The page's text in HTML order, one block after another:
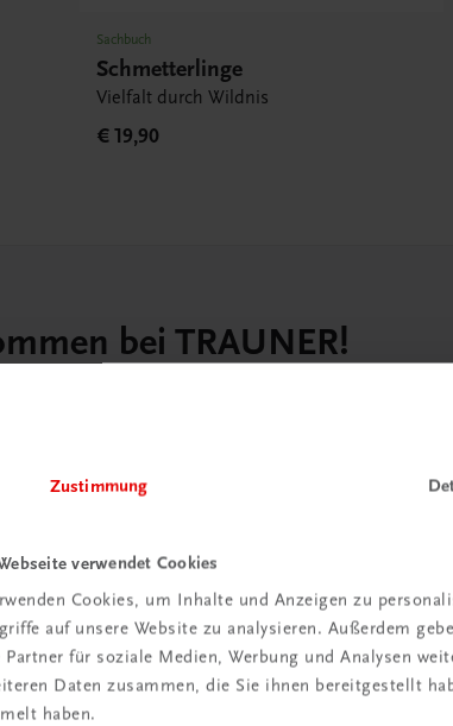
Zustimmung
verwendet Cookies
Cookies, um Inhalte und Anzeigen zu
auf unsere Website zu analysieren. Außerdem
Partner für soziale Medien, Werbung und Analysen
Daten zusammen, die Sie ihnen bereitgestellt
haben.
Sachbuch
Schmetterlinge
Vielfalt durch Wildnis
€ 19,90
bei TRAUNER!
die
TRAUNER Verlag
Köglstraße 14 |
Österreich/Austria
Tel.:
+43 732 778241